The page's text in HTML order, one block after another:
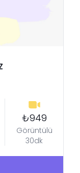
₺949
Görüntülü
30dk